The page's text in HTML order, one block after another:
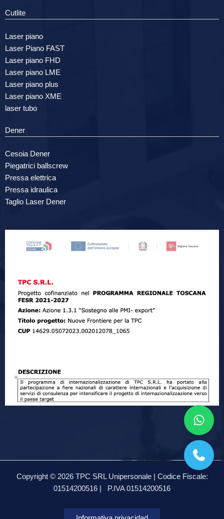
Cutlite
Laser piano
Laser Piano FAST
Laser piano FHD
Laser piano LME
Laser piano plus
Laser piano XME
laser tubo
Dener
Cesoia Dener
Piegatrici ballscrew
Pressa elettrica
Pressa idraulica
Taglio Laser Dener
Copyright © 2026 TPC SRL Unipersonale | Codice Fiscale:
01514200516 |
P.IVA 01514200516